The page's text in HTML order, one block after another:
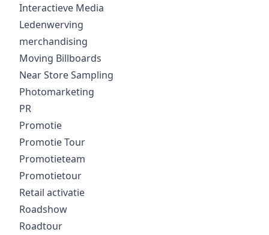
Interactieve Media
Ledenwerving
merchandising
Moving Billboards
Near Store Sampling
Photomarketing
PR
Promotie
Promotie Tour
Promotieteam
Promotietour
Retail activatie
Roadshow
Roadtour